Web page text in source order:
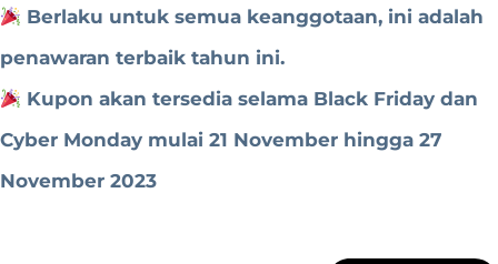
Berlaku untuk semua keanggotaan, ini adalah
penawaran terbaik tahun ini.
Kupon akan tersedia selama Black Friday dan
Cyber ​​​​Monday mulai 21 November hingga 27
November 2023